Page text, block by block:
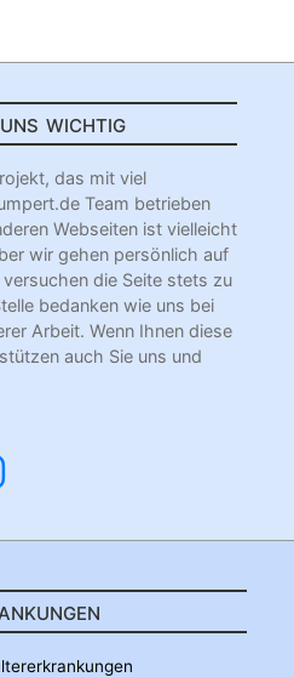
wichtig
das mit viel
Team betrieben
Webseiten ist vielleicht
wir gehen persönlich auf
die Seite stets zu
bedanken wie uns bei
Arbeit. Wenn Ihnen diese
auch Sie uns und